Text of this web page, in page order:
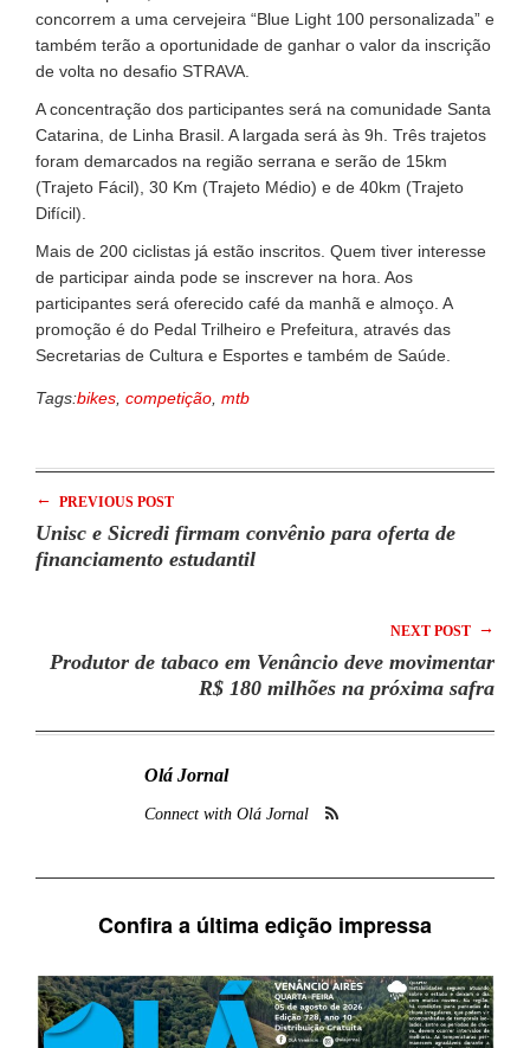
concorrem a uma cervejeira “Blue Light 100 personalizada” e
também terão a oportunidade de ganhar o valor da inscrição
de volta no desafio STRAVA.
A concentração dos participantes será na comunidade Santa
Catarina, de Linha Brasil. A largada será às 9h. Três trajetos
foram demarcados na região serrana e serão de 15km
(Trajeto Fácil), 30 Km (Trajeto Médio) e de 40km (Trajeto
Difícil).
Mais de 200 ciclistas já estão inscritos. Quem tiver interesse
de participar ainda pode se inscrever na hora. Aos
participantes será oferecido café da manhã e almoço. A
promoção é do Pedal Trilheiro e Prefeitura, através das
Secretarias de Cultura e Esportes e também de Saúde.
Tags:bikes competição mtb
← PREVIOUS POST
Unisc e Sicredi firmam convênio para oferta de
financiamento estudantil
NEXT POST →
Produtor de tabaco em Venâncio deve movimentar
R$ 180 milhões na próxima safra
Olá Jornal
Connect with Olá Jornal
Confira a última edição impressa